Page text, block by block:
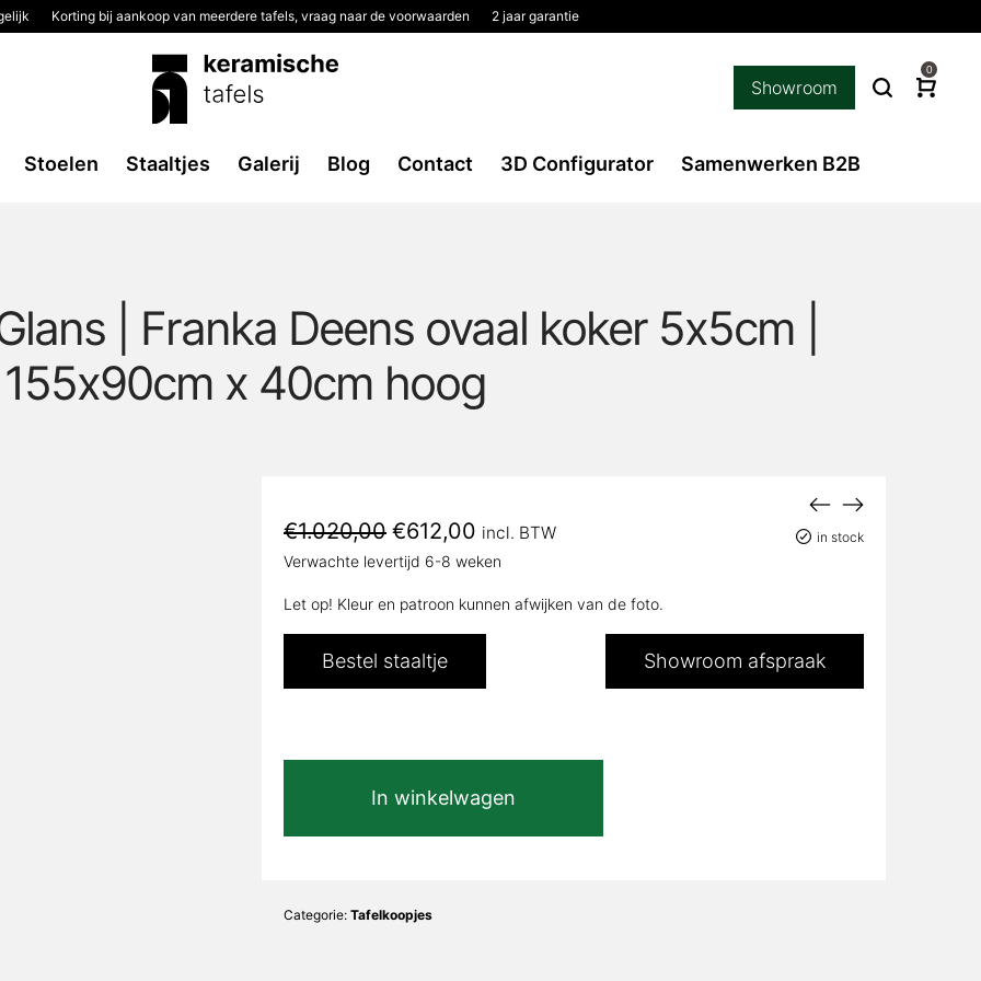
Korting bij aankoop van meerdere tafels, vraag naar de voorwaarden 2 jaar garantie
Showroom
0
Stoelen Staaltjes Galerij Blog Contact 3D Configurator Samenwerken B2B
| Franka Deens ovaal koker 5x5cm |
155x90cm x 40cm hoog
in stock
€1.020,00 Oorspronkelijke
prijs
was:
€612,00 Huidige
prijs
is:
incl. BTW
Verwachte levertijd 6-8 weken
Let op! Kleur en patroon kunnen afwijken van de foto.
Bestel staaltje Showroom afspraak
ovaal
In winkelwagen
Categorie: Tafelkoopjes